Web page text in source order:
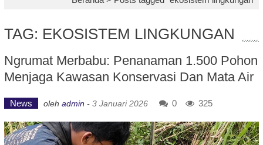
TAG: EKOSISTEM LINGKUNGAN
Ngrumat Merbabu: Penanaman 1.500 Pohon
Menjaga Kawasan Konservasi Dan Mata Air
News oleh admin - 3 Januari 2026 0 325